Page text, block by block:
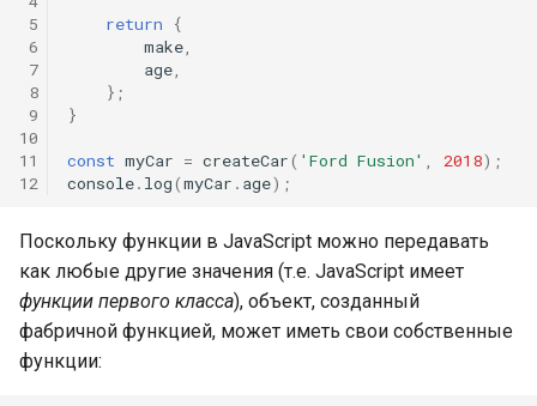
5
6
7
8
9
10
11
12
return
{
make
age
};
}
const myCar = createCar( 'Ford Fusion' 2018);
console. log(myCar . age);
Поскольку функции в JavaScript можно передавать
как любые другие значения (т.е. JavaScript имеет
функции первого класса), объект, созданный
фабричной функцией, может иметь свои собственные
функции: